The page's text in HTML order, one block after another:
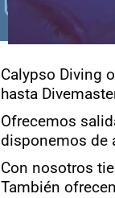
Calypso Diving
hasta
Ofrecemos
disponemos de
Con nosotros
También